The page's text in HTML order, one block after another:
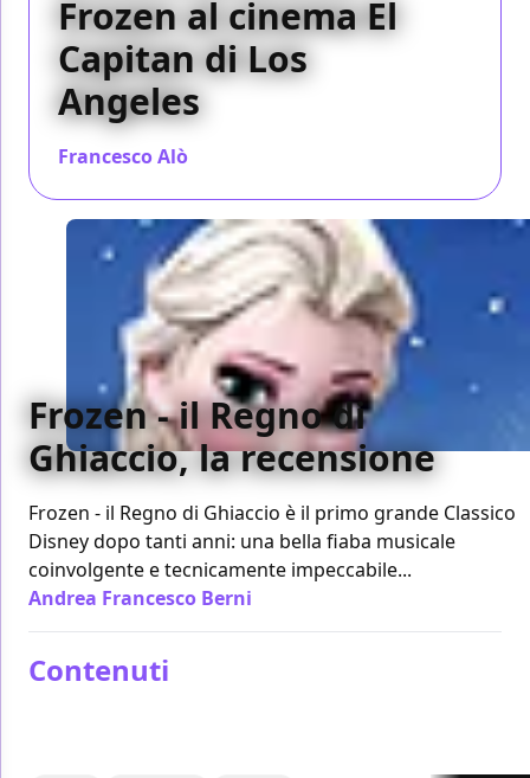
Frozen al cinema El
Capitan di Los
Angeles
Francesco Alò
Frozen - il Regno di
Ghiaccio, la recensione
Frozen - il Regno di Ghiaccio è il primo grande Classico
Disney dopo tanti anni: una bella fiaba musicale
coinvolgente e tecnicamente impeccabile...
Andrea Francesco Berni
Contenuti